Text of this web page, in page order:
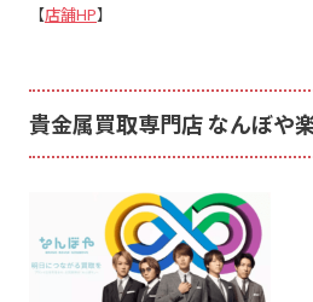
【店舗HP】
貴金属買取専門店なんぼや